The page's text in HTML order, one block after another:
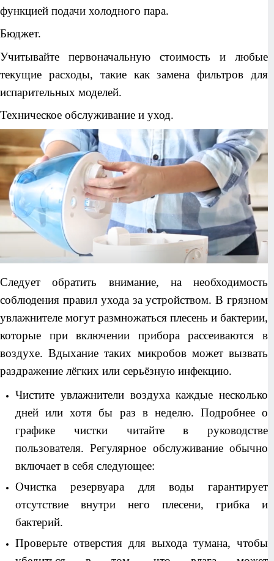
функцией подачи холодного пара.
Бюджет.
Учитывайте первоначальную стоимость и любые
текущие расходы, такие как замена фильтров для
испарительных моделей.
Техническое обслуживание и уход.
Следует обратить внимание, на необходимость
соблюдения правил ухода за устройством. В грязном
увлажнителе могут размножаться плесень и бактерии,
которые при включении прибора рассеиваются в
воздухе. Вдыхание таких микробов может вызвать
раздражение лёгких или серьёзную инфекцию.
Чистите увлажнители воздуха каждые несколько
дней или хотя бы раз в неделю. Подробнее о
графике чистки читайте в руководстве
пользователя. Регулярное обслуживание обычно
включает в себя следующее:
Очистка резервуара для воды гарантирует
отсутствие внутри него плесени, грибка и
бактерий.
Проверьте отверстия для выхода тумана, чтобы